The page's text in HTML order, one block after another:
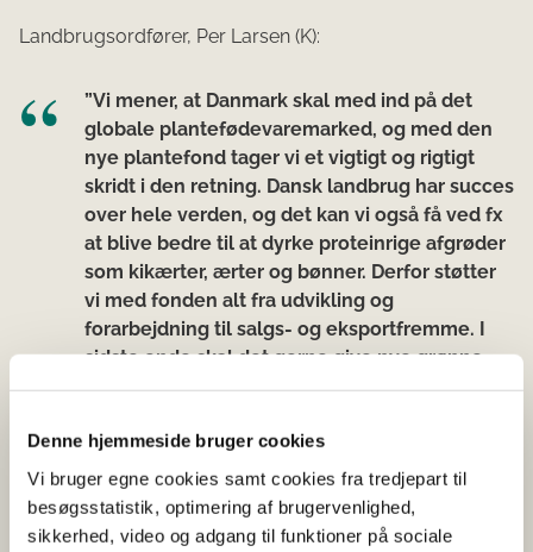
Denne hjemmeside bruger cookies
Vi bruger egne cookies samt cookies fra tredjepart til
besøgsstatistik, optimering af brugervenlighed,
sikkerhed, video og adgang til funktioner på sociale
Landbrugsordfører, Per Larsen (K):
”Vi mener, at Danmark skal med ind på det
globale plantefødevaremarked, og med den
nye plantefond tager vi et vigtigt og rigtigt
skridt i den retning. Dansk landbrug har succes
over hele verden, og det kan vi også få ved fx
at blive bedre til at dyrke proteinrige afgrøder
som kikærter, ærter og bønner. Derfor støtter
vi med fonden alt fra udvikling og
forarbejdning til salgs- og eksportfremme. I
sidste ende skal det gerne give nye grønne
arbejdspladser i landbruget og forbrugerne
plantebaseret kost.”
Landbrugsordfører, Peter Seier Christensen (NB):